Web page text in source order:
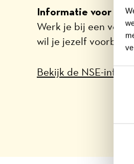
Informatie voor
Werk je bij een van
wil je jezelf
Bekijk de NSE-